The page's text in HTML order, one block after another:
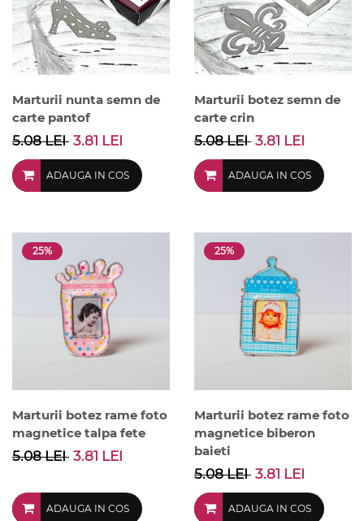
Marturii nunta semn de
carte pantof
5.08 LEI 3.81 LEI
ADAUGA IN COS
Marturii botez semn de
carte crin
5.08 LEI 3.81 LEI
ADAUGA IN COS
25%
Marturii botez rame foto
magnetice talpa fete
5.08 LEI 3.81 LEI
ADAUGA IN COS
25%
Marturii botez rame foto
magnetice biberon
baieti
5.08 LEI 3.81 LEI
ADAUGA IN COS